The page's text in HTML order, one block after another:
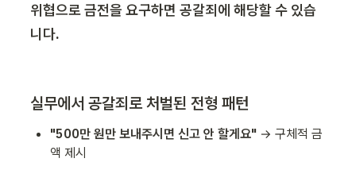
위협으로 금전을 요구하면 공갈죄에 해당할 수 있습
니다.
실무에서 공갈죄로 처벌된 전형 패턴
"500만 원만 보내주시면 신고 안 할게요" → 구체적 금
액 제시